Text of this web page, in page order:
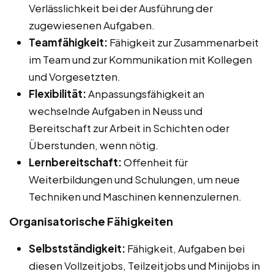
Verlässlichkeit bei der Ausführung der
zugewiesenen Aufgaben.
Teamfähigkeit: Fähigkeit zur Zusammenarbeit
im Team und zur Kommunikation mit Kollegen
und Vorgesetzten.
Flexibilität:Anpassungsfähigkeit an
wechselnde Aufgaben in Neuss und
Bereitschaft zur Arbeit in Schichten oder
Überstunden, wenn nötig.
Lernbereitschaft:Offenheit für
Weiterbildungen und Schulungen, um neue
Techniken und Maschinen kennenzulernen.
Organisatorische Fähigkeiten
Selbstständigkeit: Fähigkeit, Aufgaben bei
diesen Vollzeitjobs, Teilzeitjobs und Minijobs in